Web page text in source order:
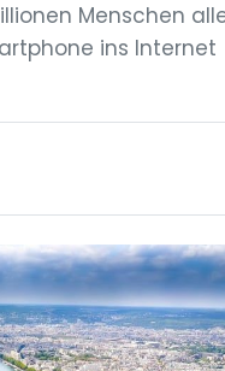
Menschen
ins Internet